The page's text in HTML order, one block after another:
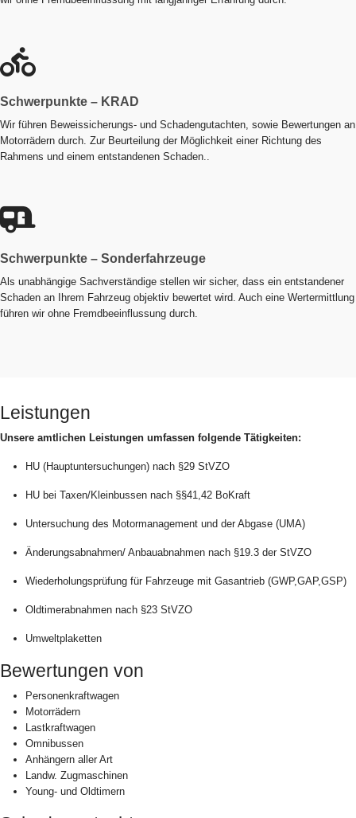
Schwerpunkte – KRAD
Wir führen Beweissicherungs- und Schadengutachten, sowie Bewertungen an
Motorrädern durch. Zur Beurteilung der Möglichkeit einer Richtung des
Rahmens und einem entstandenen Schaden..
Schwerpunkte – Sonderfahrzeuge
Als unabhängige Sachverständige stellen wir sicher, dass ein entstandener
Schaden an Ihrem Fahrzeug objektiv bewertet wird. Auch eine Wertermittlung
führen wir ohne Fremdbeeinflussung durch.
Leistungen
Unsere amtlichen Leistungen umfassen folgende Tätigkeiten:
HU (Hauptuntersuchungen) nach §29 StVZO
HU bei Taxen/Kleinbussen nach §§41,42 BoKraft
Untersuchung des Motormanagement und der Abgase (UMA)
Änderungsabnahmen/ Anbauabnahmen nach §19.3 der StVZO
Wiederholungsprüfung für Fahrzeuge mit Gasantrieb (GWP,GAP,GSP)
Oldtimerabnahmen nach §23 StVZO
Umweltplaketten
Bewertungen von
Personenkraftwagen
Motorrädern
Lastkraftwagen
Omnibussen
Anhängern aller Art
Landw. Zugmaschinen
Young- und Oldtimern